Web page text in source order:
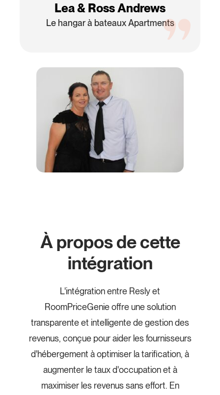
Lea & Ross Andrews
Le hangar à bateaux Apartments
À propos de cette
intégration
L'intégration entre Resly et
RoomPriceGenie offre une solution
transparente et intelligente de gestion des
revenus, conçue pour aider les fournisseurs
d'hébergement à optimiser la tarification, à
augmenter le taux d'occupation et à
maximiser les revenus sans effort. En